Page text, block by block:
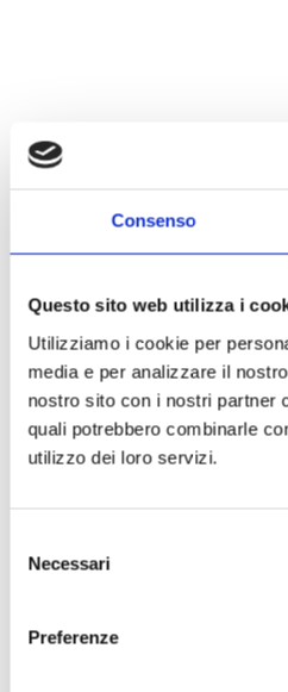
Consenso
Questo sito web utilizza i
Utilizziamo i cookie per
media e per analizzare il
nostro sito con i nostri partner
quali potrebbero combinarle
utilizzo dei loro servizi.
delNecessari
Preferenze